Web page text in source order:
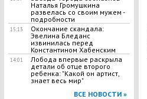
Наталья Громушкина
развелась со своим мужем -
подробности
15:13
Окончание скандала:
Эвелина Бледанс
извинилась перед
Константином Хабенским
14:01
Лобода впервые раскрыла
детали об отце второго
ребенка: "Какой он артист,
знает весь мир"
ВСЕ НОВОСТИ »